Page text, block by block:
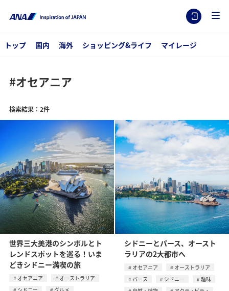
トップ 国内 海外 ショッピング&ライフ マイレージ
#オセアニア
検索結果：2件
世界三大美港のシンボルとト
レンドスポットを巡る！いま
どきシドニー満喫の旅
オセアニア
オーストラリア
シドニーとパース、オースト
ラリアの2大都市へ
オセアニア
オーストラリア
パース
シドニー
趣味